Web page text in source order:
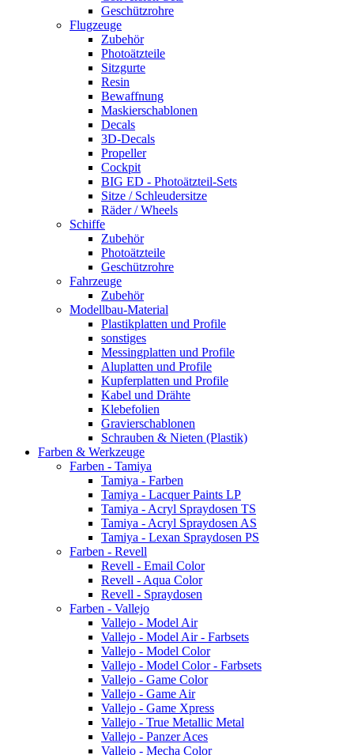
Geschützrohre
Flugzeuge
Zubehör
Photoätzteile
Sitzgurte
Resin
Bewaffnung
Maskierschablonen
Decals
3D-Decals
Propeller
Cockpit
BIG ED - Photoätzteil-Sets
Sitze / Schleudersitze
Räder / Wheels
Schiffe
Zubehör
Photoätzteile
Geschützrohre
Fahrzeuge
Zubehör
Modellbau-Material
Plastikplatten und Profile
sonstiges
Messingplatten und Profile
Aluplatten und Profile
Kupferplatten und Profile
Kabel und Drähte
Klebefolien
Gravierschablonen
Schrauben & Nieten (Plastik)
Farben & Werkzeuge
Farben - Tamiya
Tamiya - Farben
Tamiya - Lacquer Paints LP
Tamiya - Acryl Spraydosen TS
Tamiya - Acryl Spraydosen AS
Tamiya - Lexan Spraydosen PS
Farben - Revell
Revell - Email Color
Revell - Aqua Color
Revell - Spraydosen
Farben - Vallejo
Vallejo - Model Air
Vallejo - Model Air - Farbsets
Vallejo - Model Color
Vallejo - Model Color - Farbsets
Vallejo - Game Color
Vallejo - Game Air
Vallejo - Game Xpress
Vallejo - True Metallic Metal
Vallejo - Panzer Aces
Vallejo - Mecha Color